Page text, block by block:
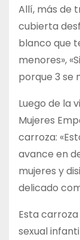
Allí, más de
cubierta
blanco que
menores»,
porque 3 se
Luego de la
Mujeres
carroza:
avance en
mujeres y
delicado
Esta
sexual